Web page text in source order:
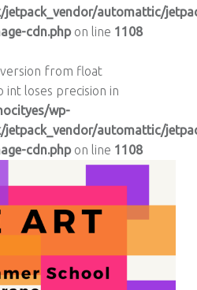
automattic/
cdn.phpon line 1108
from float
int loses precision in
wp-
automattic/
cdn.phpon line 1108